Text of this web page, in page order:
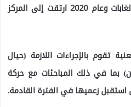
التي زادت من مساحة الغابات وعام 2020 ارتقت إلى المركز
تقوم بالإجراءات اللازمة (حيال
بما في ذلك المباحثات مع حركة
استقبل زعميها في الفترة القادمة.